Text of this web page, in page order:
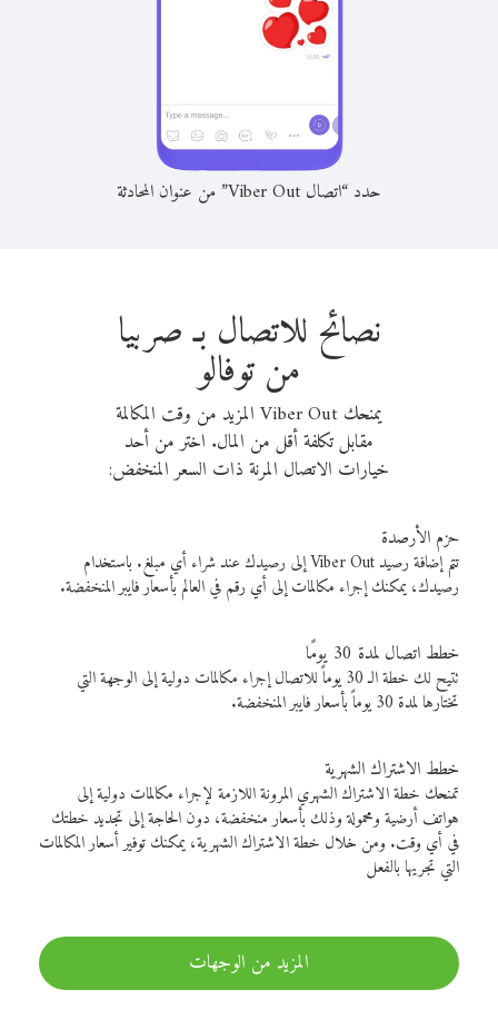
حدد “اتصال Viber Out” من عنوان المحادثة
نصائح للاتصال بـ صربيا
من توفالو
يمنحك Viber Out المزيد من وقت المكالمة
مقابل تكلفة أقل من المال. اختر من أحد
خيارات الاتصال المرنة ذات السعر المنخفض:
حزم الأرصدة
تتم إضافة رصيد Viber Out إلى رصيدك عند شراء أي مبلغ. باستخدام
رصيدك، يمكنك إجراء مكالمات إلى أي رقم في العالم بأسعار فايبر المنخفضة.
خطط اتصال لمدة 30 يومًا
تتيح لك خطة الـ 30 يوماً للاتصال إجراء مكالمات دولية إلى الوجهة التي
تختارها لمدة 30 يوماً بأسعار فايبر المنخفضة.
خطط الاشتراك الشهرية
تمنحك خطة الاشتراك الشهري المرونة اللازمة لإجراء مكالمات دولية إلى
هواتف أرضية ومحمولة وذلك بأسعار منخفضة، دون الحاجة إلى تجديد خطتك
في أي وقت. ومن خلال خطة الاشتراك الشهرية، يمكنك توفير أسعار المكالمات
التي تجريها بالفعل
المزيد من الوجهات